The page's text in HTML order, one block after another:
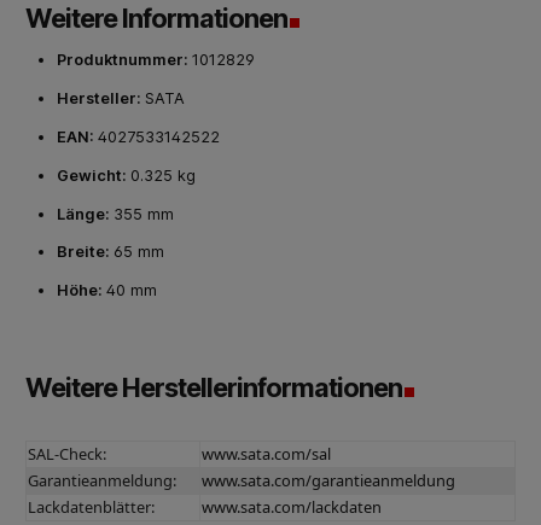
Weitere Informationen
Produktnummer: 1012829
Hersteller: SATA
EAN: 4027533142522
Gewicht: 0.325 kg
Länge: 355 mm
Breite: 65 mm
Höhe: 40 mm
Weitere Herstellerinformationen
SAL-Check:
www.sata.com/sal
Garantieanmeldung:
www.sata.com/garantieanmeldung
Lackdatenblätter:
www.sata.com/lackdaten